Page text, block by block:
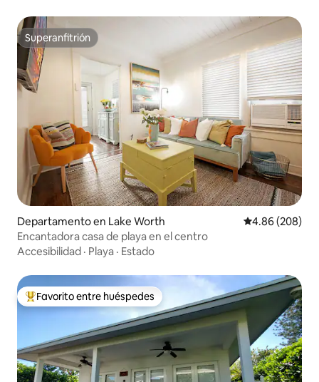
Superanfitrión
Superanfitrión
Departamento en Lake Worth Calificación
4.86 (208)
Encantadora casa de playa en el centro
Accesibilidad · Playa · Estado
De los mejores en Favorito entre huéspedes
Favorito entre huéspedes